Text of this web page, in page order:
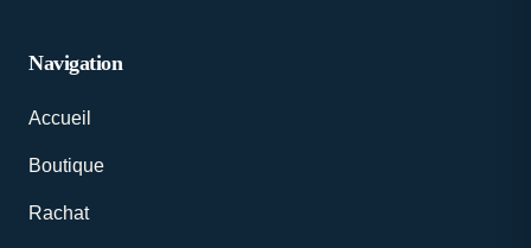
Navigation
Accueil
Boutique
Rachat